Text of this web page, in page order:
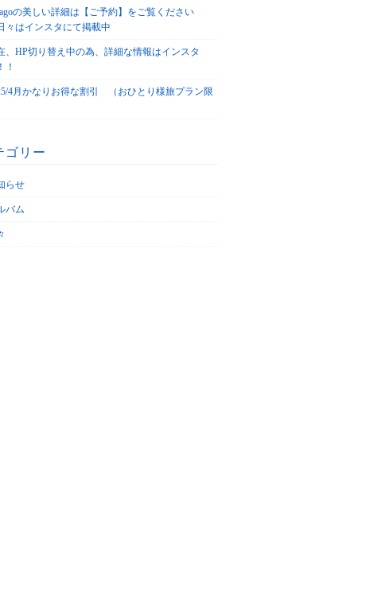
の美しい詳細は【ご予約】をご覧ください
々はインスタにて掲載中
、HP切り替え中の為、詳細な情報はインスタ
！
4月かなりお得な割引 （おひとり様旅プラン限
ゴリー
らせ
バム